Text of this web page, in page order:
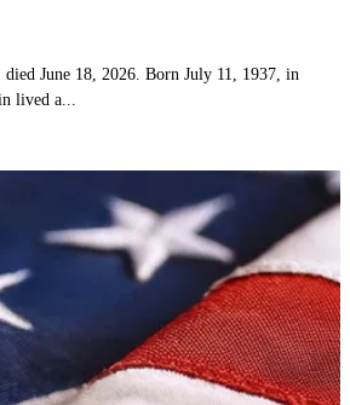
June 18, 2026. Born July 11, 1937, in
lived a...